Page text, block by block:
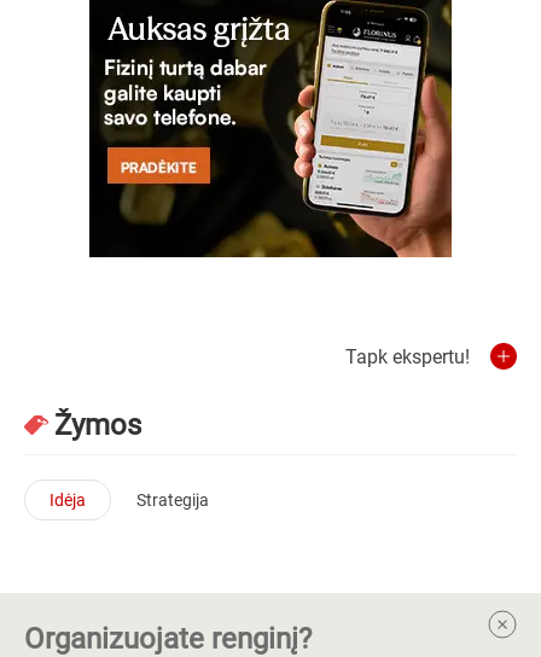
Tapk ekspertu!
Žymos
Idėja Strategija
Organizuojate renginį?